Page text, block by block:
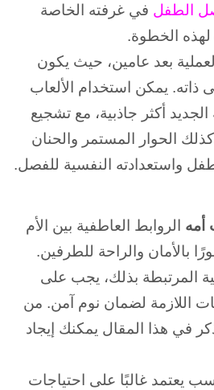
الطفل في غرفته الخاصة
الخطوة.
بعد عامين، حيث يكون
ذاته. يمكن استخدام الألعاب
أكثر جاذبية، مع تشجيع
الحوار المستمر والحنان
واستعدادته النفسية للفصل.
أمه الروابط العاطفية بين الأم
بالأمان والراحة للطرفين.
المرتبطة بذلك، يجب على
اللازمة لضمان نوم آمن. من
في هذا المقال يمكنك إيجاد
يعتمد غالبًا على احتياجات